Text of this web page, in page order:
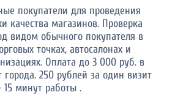
покупатели для проведения
качества магазинов. Проверка
видом обычного покупателя в
точках, автосалонах и
Оплата до 3 000 руб. в
города. 250 рублей за один визит
15 минут работы .